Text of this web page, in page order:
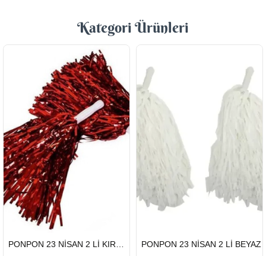
Kategori Ürünleri
HIZLI
GÖNDERİ
PONPON 23 NİSAN 2 Lİ KIRMIZI
HIZLI
GÖNDERİ
PONPON 23 NİSAN 2 Lİ BEYAZ